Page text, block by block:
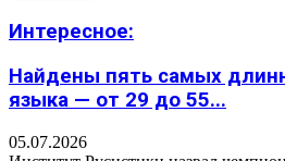
Интересное:
Найдены пять самых
языка — от 29 до 55...
05.07.2026